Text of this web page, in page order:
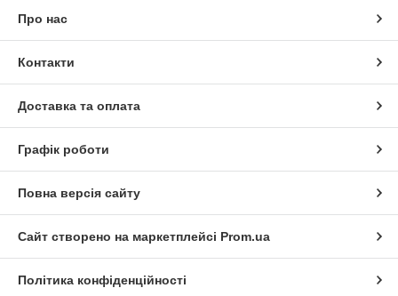
Про нас
Контакти
Доставка та оплата
Графік роботи
Повна версія сайту
Сайт створено на маркетплейсі Prom.ua
Політика конфіденційності